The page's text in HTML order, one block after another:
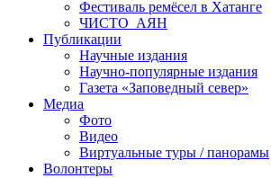
Фестиваль ремёсел в Хатанге
ЧИСТО_АЯН
Публикации
Научные издания
Научно-популярные издания
Газета «Заповедный север»
Медиа
Фото
Видео
Виртуальные туры / панорамы
Волонтеры